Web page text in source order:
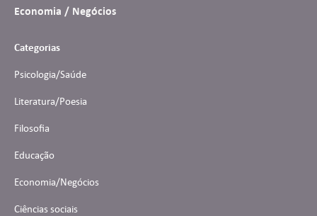
Economia / Negócios
Categorias
Psicologia/Saúde
Literatura/Poesia
Filosofia
Educação
Economia/Negócios
Ciências sociais